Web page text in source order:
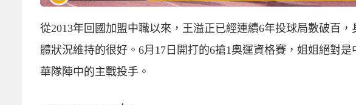
從2013年回國加盟中職以來，王溢正已經連續6年投球局數破百，
體狀況維持的很好。6月17日開打的6搶1奧運資格賽，姐姐絕對是
華隊陣中的主戰投手。